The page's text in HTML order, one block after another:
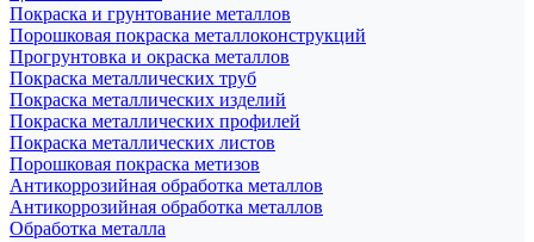
Покраска и грунтование металлов
Порошковая покраска металлоконструкций
Прогрунтовка и окраска металлов
Покраска металлических труб
Покраска металлических изделий
Покраска металлических профилей
Покраска металлических листов
Порошковая покраска метизов
Антикоррозийная обработка металлов
Антикоррозийная обработка металлов
Обработка металла